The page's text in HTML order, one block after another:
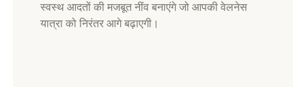
स्वस्थ आदतों की मजबूत नींव बनाएंगे जो आपकी वेलनेस
यात्रा को निरंतर आगे बढ़ाएगी।